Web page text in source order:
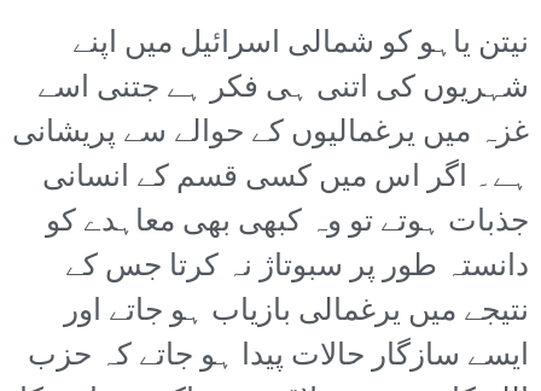
نیتن یاہو کو شمالی اسرائیل میں اپنے
شہریوں کی اتنی ہی فکر ہے جتنی اسے
غزہ میں یرغمالیوں کے حوالے سے پریشانی
ہے۔ اگر اس میں کسی قسم کے انسانی
جذبات ہوتے تو وہ کبھی بھی معاہدے کو
دانستہ طور پر سبوتاژ نہ کرتا جس کے
نتیجے میں یرغمالی بازیاب ہو جاتے اور
ایسے سازگار حالات پیدا ہو جاتے کہ حزب